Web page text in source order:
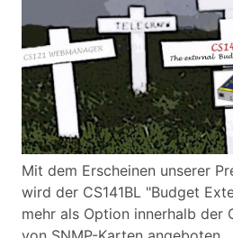
Mit dem Erscheinen unserer
wird der CS141BL "Budget
mehr als Option innerhalb der